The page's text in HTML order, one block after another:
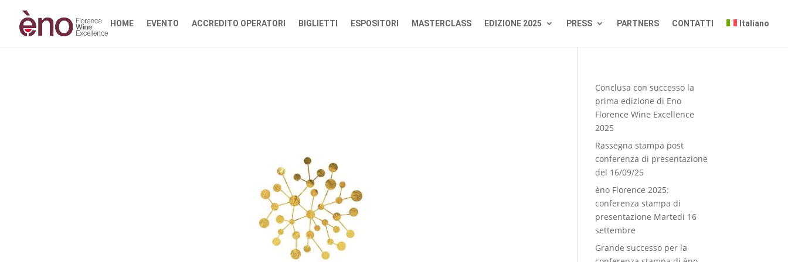
HOME EVENTO ACCREDITO OPERATORI BIGLIETTI ESPOSITORI MASTERCLASS EDIZIONE 2025 PRESS PARTNERS CONTATTI Italiano
Conclusa con successo la
prima edizione di Eno
Florence Wine Excellence
2025
Rassegna stampa post
conferenza di presentazione
del 16/09/25
èno Florence 2025:
conferenza stampa di
presentazione Martedi 16
settembre
Grande successo per la